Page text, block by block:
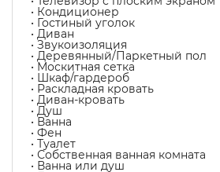
• Кондиционер
• Гостиный уголок
• Диван
• Звукоизоляция
• Деревянный/Паркетный пол
• Москитная сетка
• Шкаф/гардероб
• Раскладная кровать
• Диван-кровать
• Душ
• Ванна
• Фен
• Туалет
• Собственная ванная комната
• Ванна или душ